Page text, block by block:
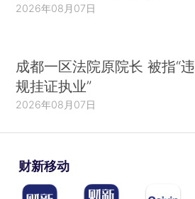
2026年08月07日
成都一区法院原院长 被指“违
规挂证执业”
2026年08月07日
财新移动